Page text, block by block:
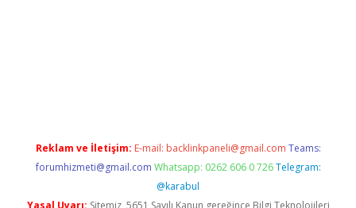
Reklam ve İletişim: E-mail: backlinkpaneli@gmail.com Teams:
forumhizmeti@gmail.com Whatsapp: 0262 606 0 726 Telegram:
@karabul
Yasal Uyarı: Sitemiz, 5651 Sayılı Kanun gereğince Bilgi Teknolojileri